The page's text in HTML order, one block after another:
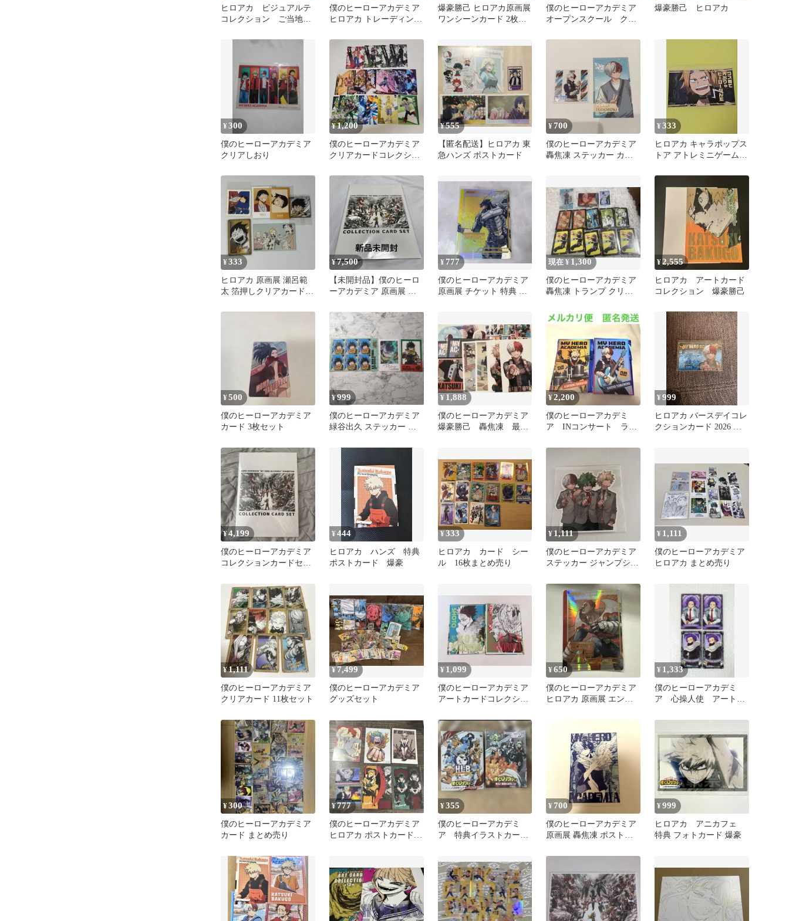
ヒロアカ ビジュアルテ
コレクション ご当地
僕のヒーローアカデミア
ヒロアカ トレーディング
爆豪勝己 ヒロアカ原画展
ワンシーンカード 2枚セ
僕のヒーローアカデミア
オープンスクール クリ
爆豪勝己 ヒロアカ
¥300
僕のヒーローアカデミア
クリアしおり
¥1,200
僕のヒーローアカデミア
クリアカードコレクショ
¥555
【匿名配送】ヒロアカ 東
急ハンズ ポストカード
¥ 700
僕のヒーローアカデミア
轟焦凍 ステッカー カー
¥333
ヒロアカ キャラポップス
トア アトレミニゲーム C
鳴電気
¥333
ヒロアカ 原画展 瀬呂範
太 箔押しクリアカード
¥7,500
【未開封品】僕のヒーロ
ーアカデミア 原画展 コ
¥ 777
僕のヒーローアカデミア
原画展 チケット 特典 カ
現在 ¥ 1,300
僕のヒーローアカデミア
轟焦凍 トランプ クリア
¥2,555
ヒロアカ アートカード
コレクション 爆豪勝己
¥500
僕のヒーローアカデミア
カード 3枚セット
¥999
僕のヒーローアカデミア
緑谷出久 ステッカー チ
¥ 1,888
僕のヒーローアカデミア
爆豪勝己 轟焦凍 最終
¥2,200
僕のヒーローアカデミ
ア INコンサート ラン
轟焦凍
¥999
ヒロアカ バースデイコレ
クションカード 2026 轟
¥4,199
僕のヒーローアカデミア
コレクションカードセッ
¥444
ヒロアカ ハンズ 特典
ポストカード 爆豪
¥333
ヒロアカ カード シー
ル 16枚まとめ売り
¥ 1,111
僕のヒーローアカデミア
ステッカー ジャンプショ
¥ 1,111
僕のヒーローアカデミア
ヒロアカ まとめ売り
¥1,111
僕のヒーローアカデミア
クリアカード 11枚セット
¥ 7,499
僕のヒーローアカデミア
グッズセット
¥ 1,099
僕のヒーローアカデミア
アートカードコレクショ
ロアカ
¥650
僕のヒーローアカデミア
ヒロアカ 原画展 エンデ
¥ 1,333
僕のヒーローアカデミ
ア 心操人使 アートカ
ド
¥300
僕のヒーローアカデミア
カード まとめ売り
¥777
僕のヒーローアカデミア
ヒロアカ ポストカードセ
¥355
僕のヒーローアカデミ
ア 特典イラストカード
¥ 700
僕のヒーローアカデミア
原画展 轟焦凍 ポストカ
¥999
ヒロアカ アニカフェ
特典 フォトカード 爆豪